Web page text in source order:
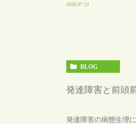
2026.07.21
BLOG
発達障害と前頭
発達障害の病態生理